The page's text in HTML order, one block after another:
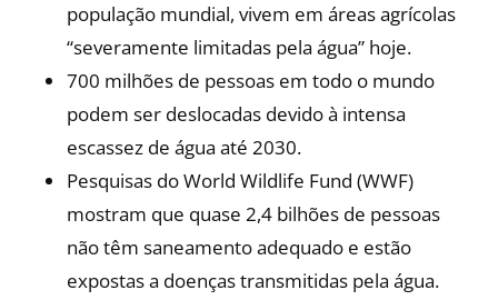
população mundial, vivem em áreas agrícolas
“severamente limitadas pela água” hoje.
700 milhões de pessoas em todo o mundo
podem ser deslocadas devido à intensa
escassez de água até 2030.
Pesquisas do World Wildlife Fund (WWF)
mostram que quase 2,4 bilhões de pessoas
não têm saneamento adequado e estão
expostas a doenças transmitidas pela água.